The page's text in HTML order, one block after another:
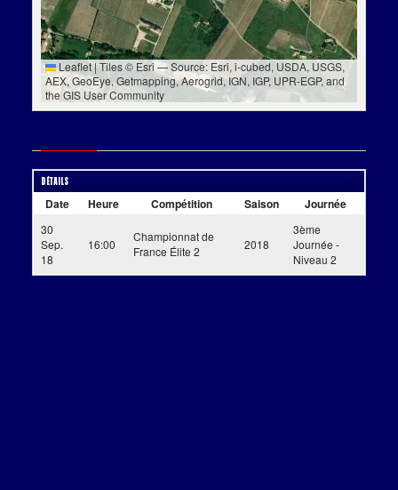
Leaflet |Tiles © Esri — Source: Esri, i-cubed, USDA, USGS,
AEX, GeoEye, Getmapping, Aerogrid, IGN, IGP, UPR-EGP, and
the GIS User Community
Détails
Date Heure Compétition Saison Journée
30
Sep.
18
16:00
Championnat de
France Élite 2
2018
3ème
Journée -
Niveau 2